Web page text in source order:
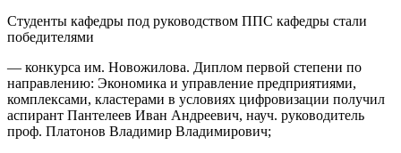
Студенты кафедры под руководством ППС кафедры стали
победителями
— конкурса им. Новожилова. Диплом первой степени по
направлению: Экономика и управление предприятиями,
комплексами, кластерами в условиях цифровизации получил
аспирант Пантелеев Иван Андреевич, науч. руководитель
проф. Платонов Владимир Владимирович;